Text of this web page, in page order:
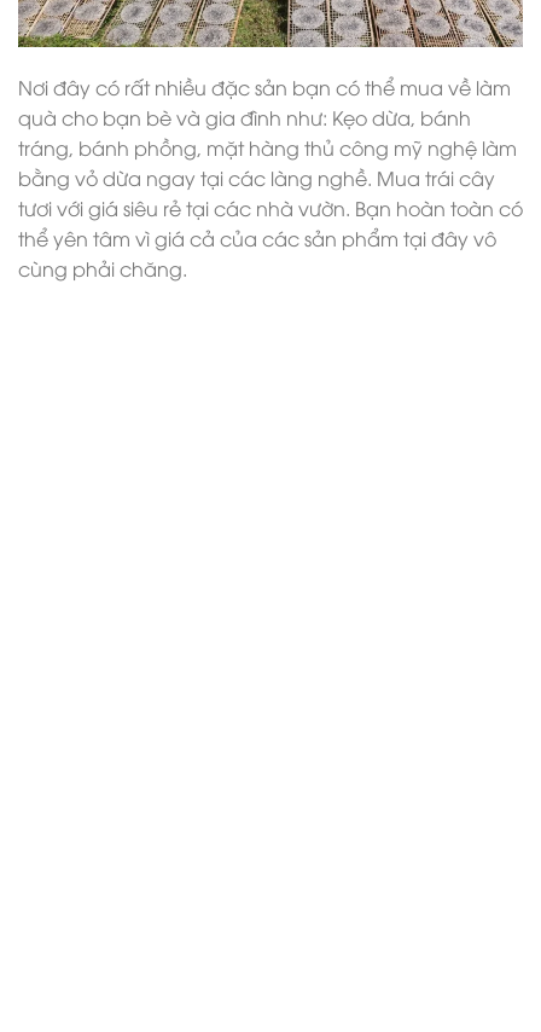
Nơi đây có rất nhiều đặc sản bạn có thể mua về làm
quà cho bạn bè và gia đình như: Kẹo dừa, bánh
tráng, bánh phồng, mặt hàng thủ công mỹ nghệ làm
bằng vỏ dừa ngay tại các làng nghề. Mua trái cây
tươi với giá siêu rẻ tại các nhà vườn. Bạn hoàn toàn có
thể yên tâm vì giá cả của các sản phẩm tại đây vô
cùng phải chăng.